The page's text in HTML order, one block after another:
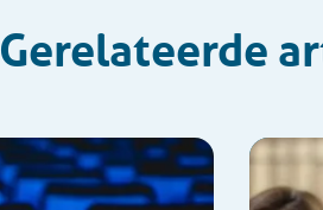
Gerelateerde